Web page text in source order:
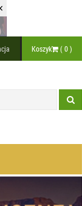
Koszyk (0)